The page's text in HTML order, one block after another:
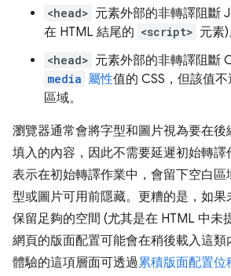
<head> 元素外部的非轉譯阻斷
在 HTML 結尾的 <script> 元素)
<head> 元素外部的非轉譯阻斷
media 屬性值的 CSS，但該值
區域。
瀏覽器通常會將字型和圖片視為要在後
填入的內容，因此不需要延遲初始轉
表示在初始轉譯作業中，會留下空白
型或圖片可用前隱藏。更糟的是，如果
保留足夠的空間 (尤其是在 HTML 中未
網頁的版面配置可能會在稍後載入這
體驗的這項層面可透過累積版面配置位